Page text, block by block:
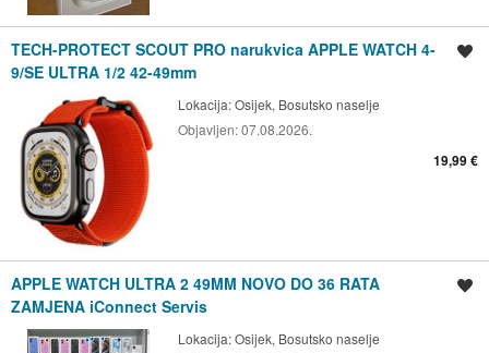
TECH-PROTECT SCOUT PRO narukvica APPLE WATCH 4-
9/SE ULTRA 1/2 42-49mm
Lokacija:Osijek, Bosutsko naselje
Objavljen:07.08.2026.
19,99 €
APPLE WATCH ULTRA 2 49MM NOVO DO 36 RATA
ZAMJENA iConnect Servis
Lokacija:Osijek, Bosutsko naselje